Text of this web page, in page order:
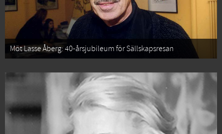
Möt Lasse Åberg: 40-årsjubileum för Sällskapsresan